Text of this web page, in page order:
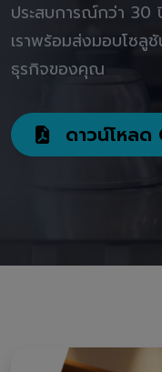
ประสบการณ์กว่า 30
เราพร้อมส่งมอบโซลู
ธุรกิจของคุณ
ดาวน์โหล